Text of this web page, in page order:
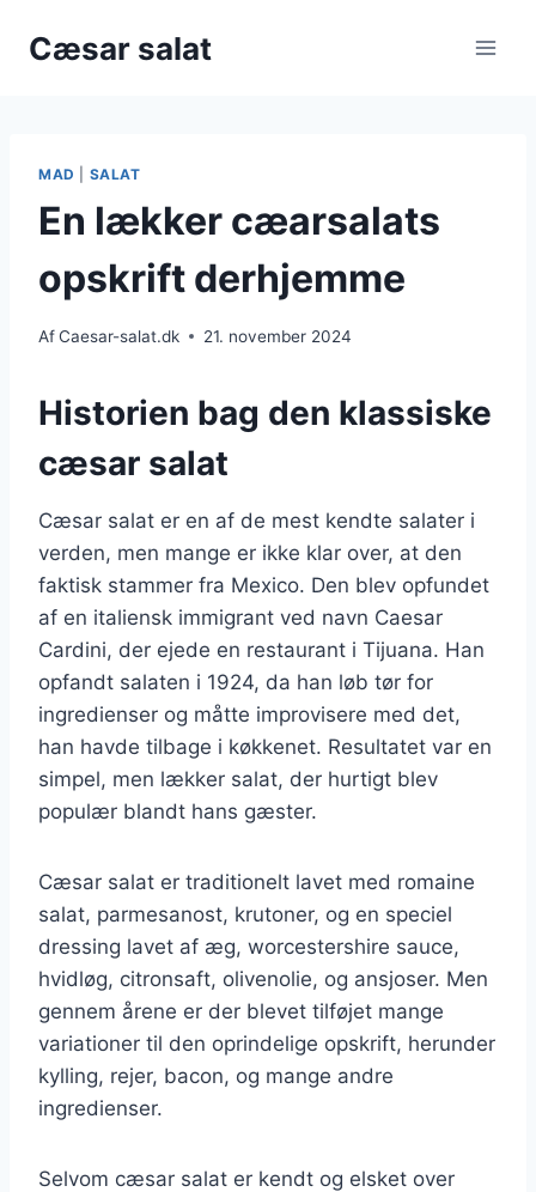
Cæsar salat
MAD SALAT
En lækker cæarsalats
opskrift derhjemme
AfCaesar-salat.dk 21. november 2024
Historien bag den klassiske
cæsar salat
Cæsar salat er en af de mest kendte salater i
verden, men mange er ikke klar over, at den
faktisk stammer fra Mexico. Den blev opfundet
af en italiensk immigrant ved navn Caesar
Cardini, der ejede en restaurant i Tijuana. Han
opfandt salaten i 1924, da han løb tør for
ingredienser og måtte improvisere med det,
han havde tilbage i køkkenet. Resultatet var en
simpel, men lækker salat, der hurtigt blev
populær blandt hans gæster.
Cæsar salat er traditionelt lavet med romaine
salat, parmesanost, krutoner, og en speciel
dressing lavet af æg, worcestershire sauce,
hvidløg, citronsaft, olivenolie, og ansjoser. Men
gennem årene er der blevet tilføjet mange
variationer til den oprindelige opskrift, herunder
kylling, rejer, bacon, og mange andre
ingredienser.
Selvom cæsar salat er kendt og elsket over